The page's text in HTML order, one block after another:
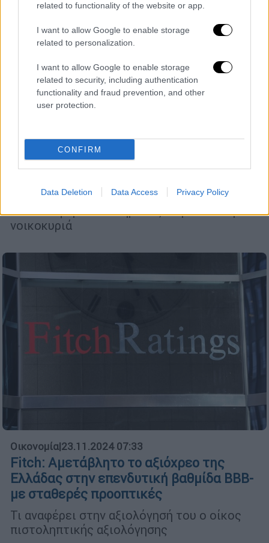
related to functionality of the website or app.
I want to allow Google to enable storage
related to personalization.
I want to allow Google to enable storage
related to security, including authentication
functionality and fraud prevention, and other
user protection.
CONFIRM
Data Deletion Data Access Privacy Policy
Οικονομία|05.12.2024 13:13
Μείωση του αφορολόγητου και των
ασφαλιστικών εισφορών προτείνει ο
Προτείνει τη μείωση του αφορολόγητου
των 10.000 ευρώ, το οποίο, όπως αναφέρει,
μισθολογικών αποδοχών και απαλλάσσει
από τον φόρο εισοδήματος τα μισά ελληνικά
νοικοκυριά
Οικονομία|23.11.2024 07:33
Fitch: Αμετάβλητο το αξιόχρεο της
Ελλάδας στην επενδυτική βαθμίδα ΒΒΒ-
με σταθερές προοπτικές
Τι αναφέρει στην αξιολόγησή του ο οίκος
πιστοληπτικής αξιολόγησης